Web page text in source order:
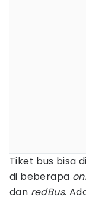
Tiket bus bisa
di beberapa
dan redBus.